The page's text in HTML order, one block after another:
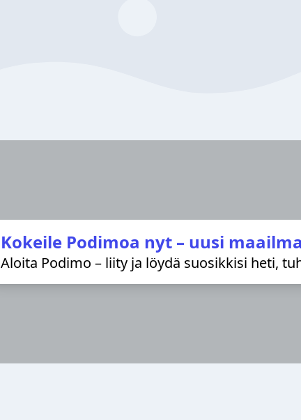
Kokeile Podimoa nyt – uusi
Aloita Podimo – liity ja löydä suosikkisi heti,